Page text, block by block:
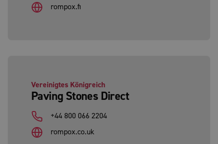
rompox.fi
Vereinigtes Königreich
Paving Stones Direct
+44 800 066 2204
rompox.co.uk